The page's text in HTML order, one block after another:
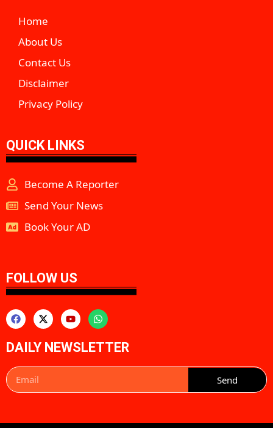
Home
About Us
Contact Us
Disclaimer
Privacy Policy
QUICK LINKS
Become A Reporter
Send Your News
Book Your AD
FOLLOW US
DAILY NEWSLETTER
Send